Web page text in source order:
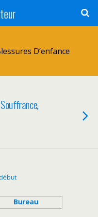
D’enfance
Bureau